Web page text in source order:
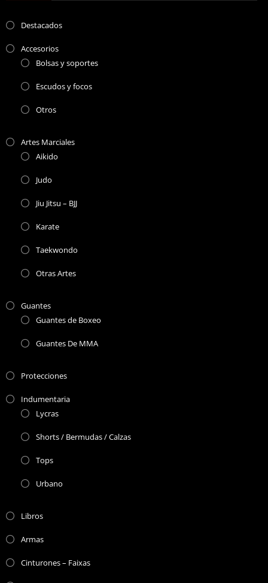
Destacados
Accesorios
Bolsas y soportes
Escudos y focos
Otros
Artes Marciales
Aikido
Judo
Jiu Jitsu – BJJ
Karate
Taekwondo
Otras Artes
Guantes
Guantes de Boxeo
Guantes De MMA
Protecciones
Indumentaria
Lycras
Shorts / Bermudas / Calzas
Tops
Urbano
Libros
Armas
Cinturones – Faixas